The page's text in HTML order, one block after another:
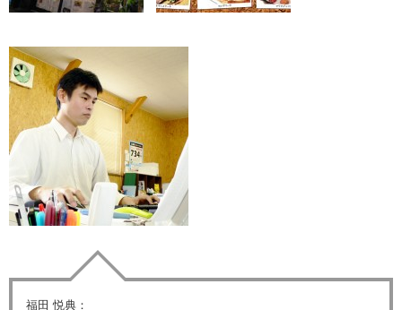
福田 悦典：